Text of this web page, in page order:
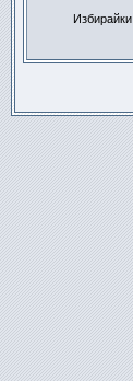
Избирайки